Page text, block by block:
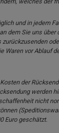
und in jedem
dem Sie uns über
Waren vor Ablauf
der
werden
nicht
Euro geschätzt.